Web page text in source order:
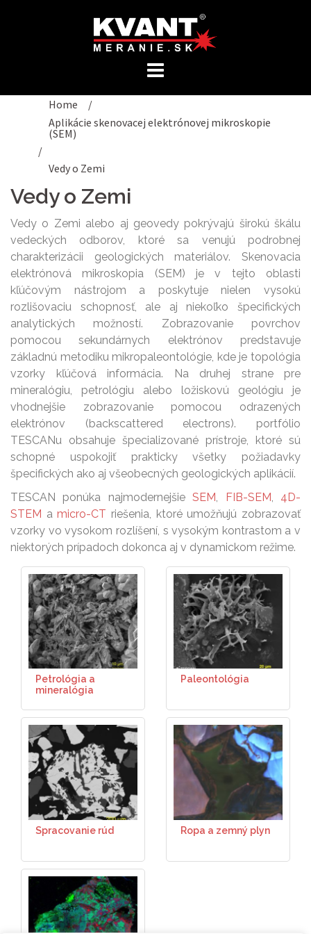
Home
/
Aplikácie skenovacej elektrónovej mikroskopie
(SEM)
/
Vedy o Zemi
Vedy o Zemi
Vedy o Zemi alebo aj geovedy pokrývajú širokú škálu
vedeckých odborov, ktoré sa venujú podrobnej
charakterizácii geologických materiálov. Skenovacia
elektrónová mikroskopia (SEM) je v tejto oblasti
kľúčovým nástrojom a poskytuje nielen vysokú
rozlišovaciu schopnosť, ale aj niekoľko špecifických
analytických možností. Zobrazovanie povrchov
pomocou sekundárnych elektrónov predstavuje
základnú metodiku mikropaleontológie, kde je topológia
vzorky kľúčová informácia. Na druhej strane pre
mineralógiu, petrológiu alebo ložiskovú geológiu je
vhodnejšie zobrazovanie pomocou odrazených
elektrónov (backscattered electrons). portfólio
TESCANu obsahuje špecializované prístroje, ktoré sú
schopné uspokojiť prakticky všetky požiadavky
špecifických ako aj všeobecných geologických aplikácií.
TESCAN ponúka najmodernejšieSEM, FIB-SEM, 4D-
STEM amicro-CT riešenia, ktoré umožňujú zobrazovať
vzorky vo vysokom rozlíšení, s vysokým kontrastom a v
niektorých prípadoch dokonca aj v dynamickom režime.
Petrológia a
mineralógia
Paleontológia
Spracovanie rúd Ropa a zemný plyn